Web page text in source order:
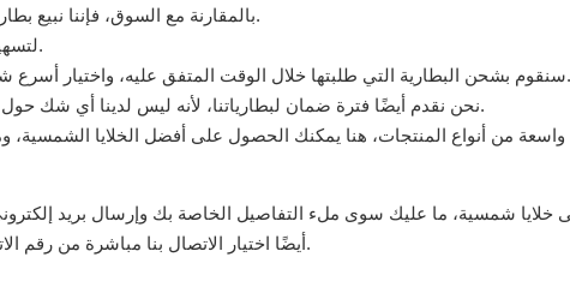
بالمقارنة مع السوق، فإننا نبيع بطارياتنا بالجملة بأقل سعر، ولكننا لا نتنازل أبدًا عن الجودة.
قبول التصميم المخصص OEM لتسهيل التسويق الخاص بك.
سنقوم بشحن البطارية التي طلبتها خلال الوقت المتفق عليه، واختيار أسرع شركة صريحة لتسليم البطارية لك في أقرب وقت ممكن.
نحن نقدم أيضًا فترة ضمان لبطارياتنا، لأنه ليس لدينا أي شك حول جودة منتجاتنا ونأمل أن يتمكن عملاؤنا من الشراء بثقة.
واسعة من أنواع المنتجات، هنا يمكنك الحصول على أفضل الخلايا الشمسية،
خلايا شمسية، ما عليك سوى ملء التفاصيل الخاصة بك وإرسال بريد
أيضًا اختيار الاتصال بنا مباشرة من رقم الاتصال الموجود على موقعنا. نتطلع إلى الاتصال الخاصة بك.